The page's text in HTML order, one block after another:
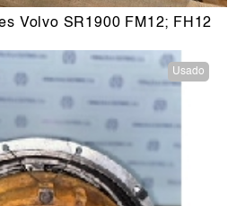
Volvo SR1900 FM12; FH12
Usado